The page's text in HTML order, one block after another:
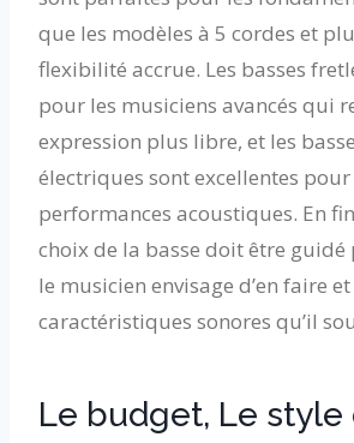
que les modèles à 5 cordes et
flexibilité accrue. Les basses
pour les musiciens avancés qui
expression plus libre, et les
électriques sont excellentes pour
performances acoustiques. En
choix de la basse doit être guidé
le musicien envisage d’en faire
caractéristiques sonores qu’il
Le budget, Le style